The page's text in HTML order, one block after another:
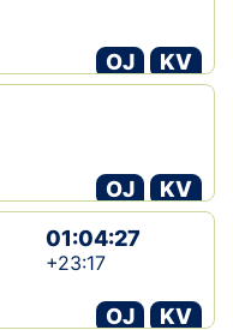
OJ
KV
OJ
KV
01:04:27
+23:17
OJ
KV